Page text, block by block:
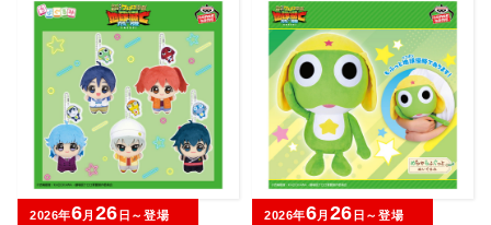
2026年6月 26 日～登場 2026年6月 26 日～登場